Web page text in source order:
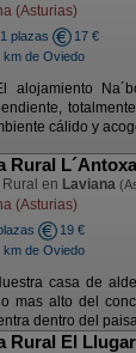
(Asturias)
plazas
17 €
km de Oviedo
alojamiento
cálido y
Rural
en Laviana
(Asturias)
19 €
km de Oviedo
casa de
mas alto del
dentro del
Rural El Llugar